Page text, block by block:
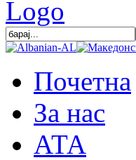
Почетна
За нас
АТА